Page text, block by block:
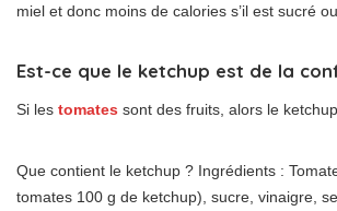
miel et donc moins de calories s’il est sucré
Est-ce que le ketchup est de la
Si les tomates sont des fruits, alors le
Que contient le ketchup ? Ingrédients :
tomates 100 g de ketchup), sucre, vinaigre,